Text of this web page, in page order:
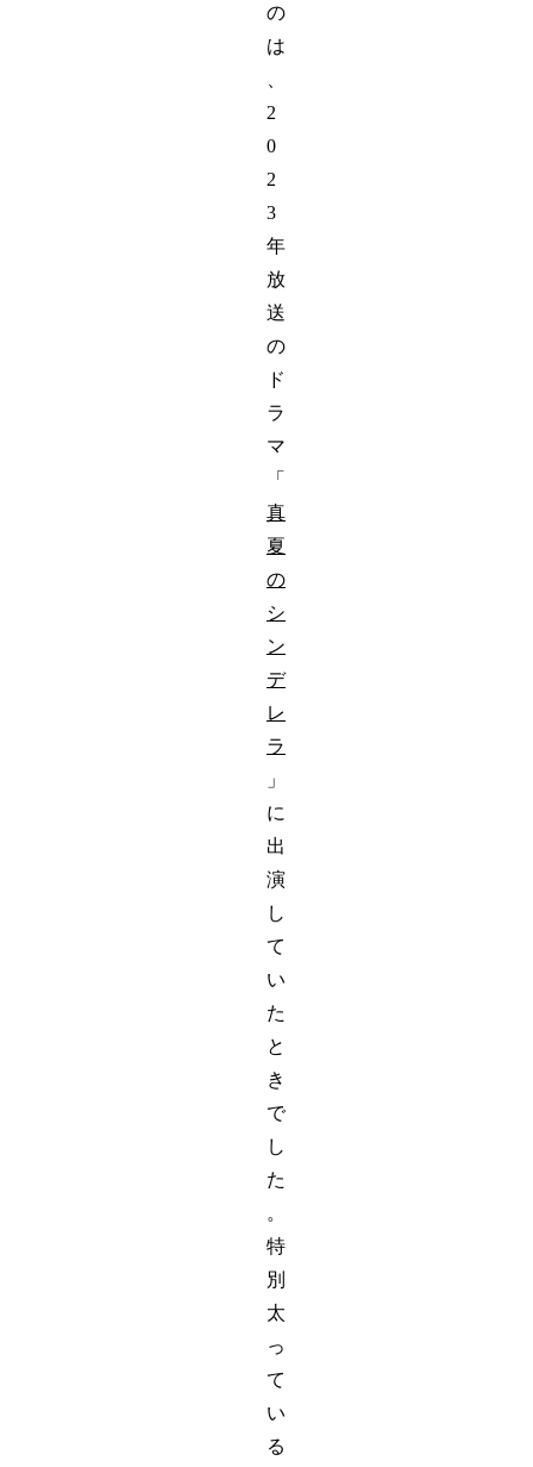
の
は
2
0
2
3
年
放
送
の
ド
ラ
マ
「
真
夏
の
シ
ン
デ
レ
ラ
」
に
出
演
し
て
い
た
と
き
で
し
た
。
特
別
太
っ
て
い
る